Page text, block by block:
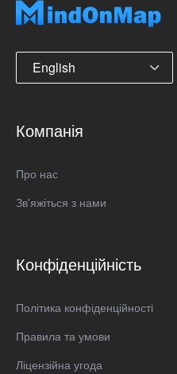
English
Компанія
Про нас
Зв'яжіться з нами
Конфіденційність
Політика конфіденційності
Правила та умови
Ліцензійна угода